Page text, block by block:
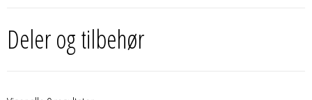
Deler og tilbehør